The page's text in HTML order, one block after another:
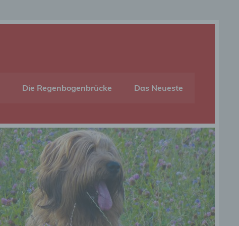
Die Regenbogenbrücke Das Neueste